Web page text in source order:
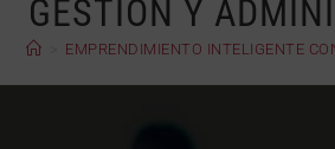
GESTIÓN Y
EMPRENDIMIENTO INTELIGENTE